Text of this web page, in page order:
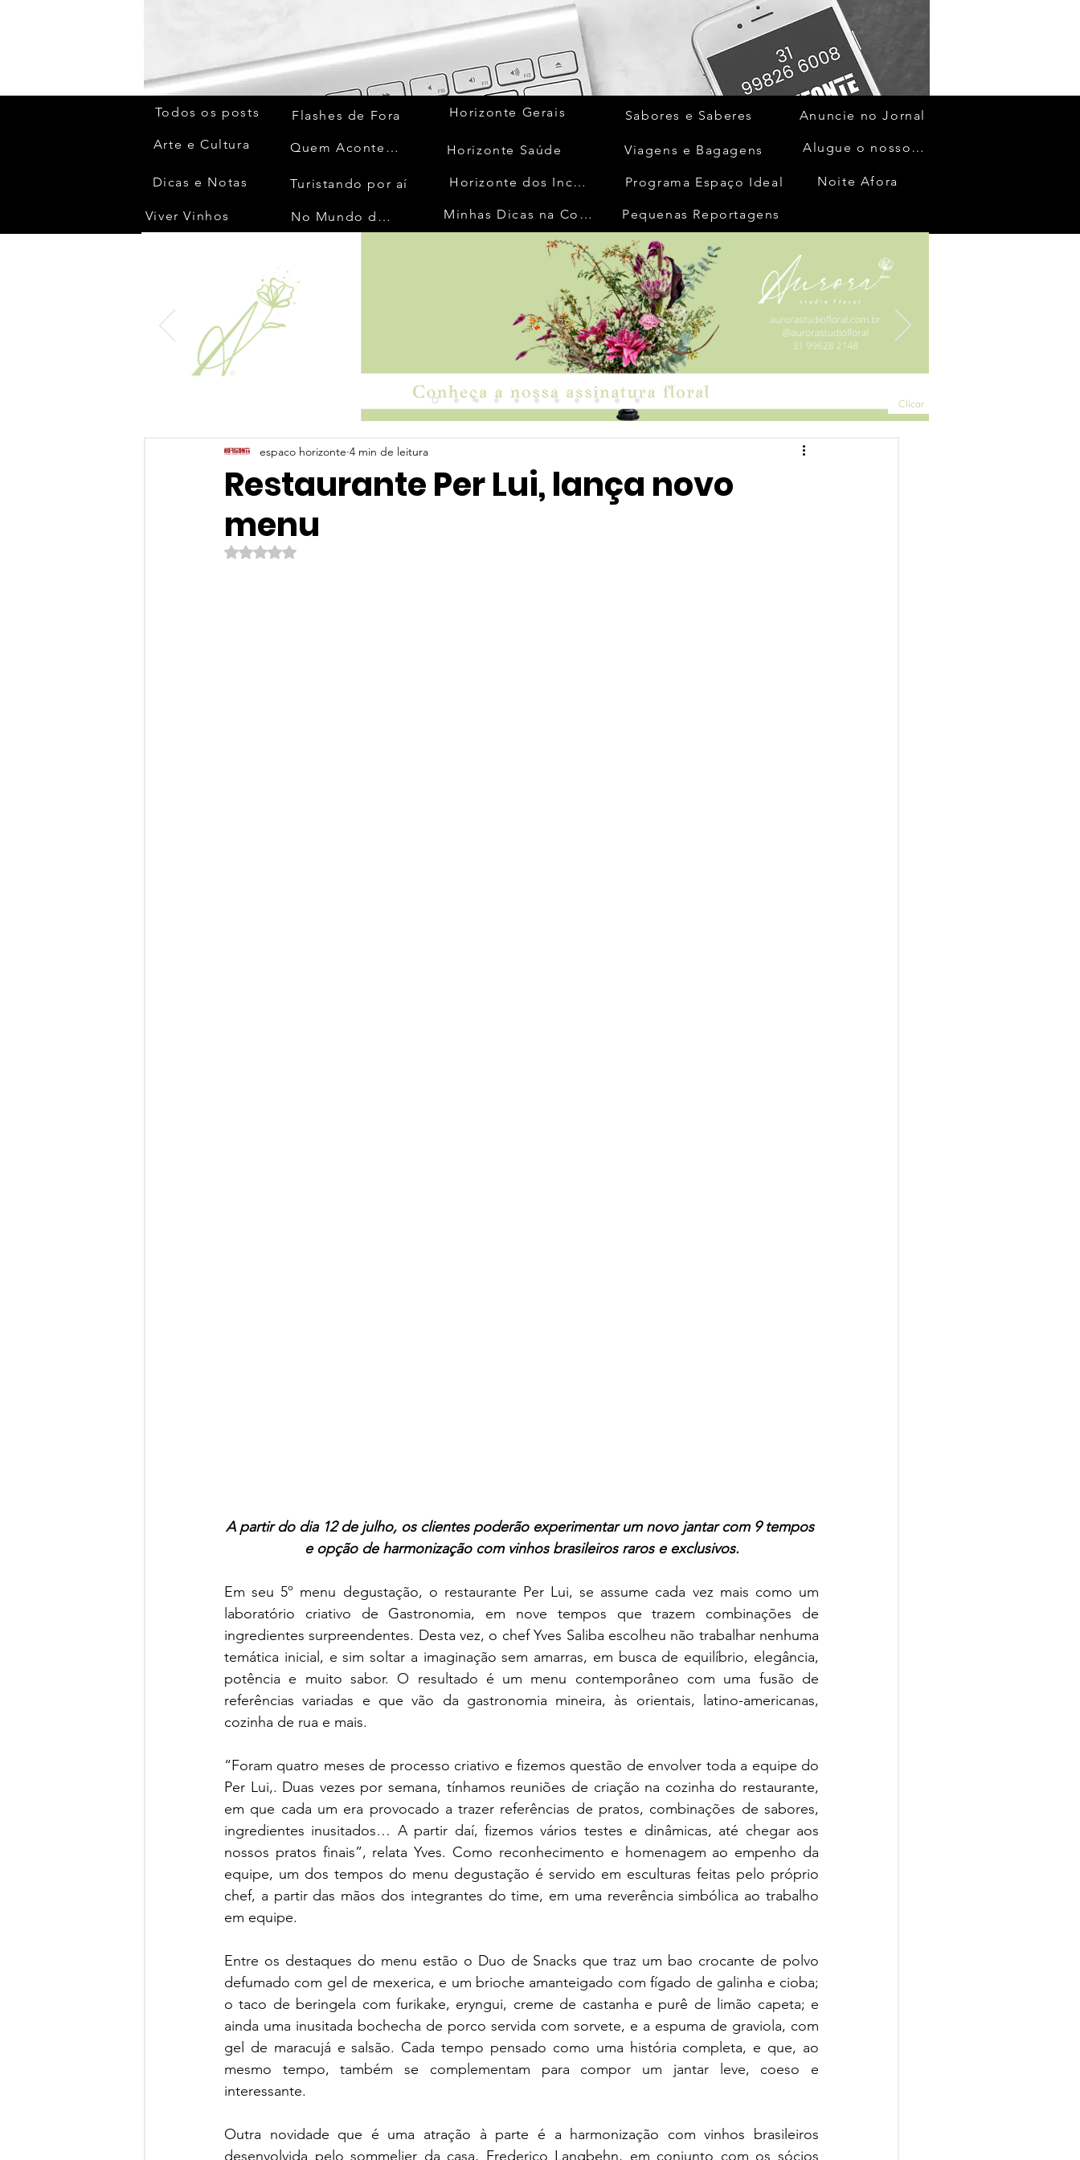
Todos os posts
Arte e Cultura
Dicas e Notas
Viver Vinhos
Flashes de Fora
Quem Acontece
Turistando por aí
No Mundo da Moda
Horizonte Gerais
Horizonte Saúde
Horizonte dos Inconfidentes
Minhas Dicas na Cozinha
Sabores e Saberes
Viagens e Bagagens
Programa Espaço Ideal
Anuncie no Jornal
Alugue o nosso espaço
Noite Afora
Pequenas Reportagens
Clicar
Restaurante Per Lui, lança novo
menu
espaco horizonte 4 min de leitura
Avaliado com NaN de 5 estrelas.
A partir do dia 12 de julho, os clientes poderão experimentar um novo jantar com 9 tempos
e opção de harmonização com vinhos brasileiros raros e exclusivos.
Em seu 5º menu degustação, o restaurante Per Lui, se assume cada vez mais como um
laboratório criativo de Gastronomia, em nove tempos que trazem combinações de
ingredientes surpreendentes. Desta vez, o chef Yves Saliba escolheu não trabalhar nenhuma
temática inicial, e sim soltar a imaginação sem amarras, em busca de equilíbrio, elegância,
potência e muito sabor. O resultado é um menu contemporâneo com uma fusão de
referências variadas e que vão da gastronomia mineira, às orientais, latino-americanas,
cozinha de rua e mais.
“Foram quatro meses de processo criativo e fizemos questão de envolver toda a equipe do
Per Lui,. Duas vezes por semana, tínhamos reuniões de criação na cozinha do restaurante,
em que cada um era provocado a trazer referências de pratos, combinações de sabores,
ingredientes inusitados… A partir daí, fizemos vários testes e dinâmicas, até chegar aos
nossos pratos finais”, relata Yves. Como reconhecimento e homenagem ao empenho da
equipe, um dos tempos do menu degustação é servido em esculturas feitas pelo próprio
chef, a partir das mãos dos integrantes do time, em uma reverência simbólica ao trabalho
em equipe.
Entre os destaques do menu estão o Duo de Snacks que traz um bao crocante de polvo
defumado com gel de mexerica, e um brioche amanteigado com fígado de galinha e cioba;
o taco de beringela com furikake, eryngui, creme de castanha e purê de limão capeta; e
ainda uma inusitada bochecha de porco servida com sorvete, e a espuma de graviola, com
gel de maracujá e salsão. Cada tempo pensado como uma história completa, e que, ao
mesmo tempo, também se complementam para compor um jantar leve, coeso e
interessante.
Outra novidade que é uma atração à parte é a harmonização com vinhos brasileiros
desenvolvida pelo sommelier da casa, Frederico Langbehn, em conjunto com os sócios